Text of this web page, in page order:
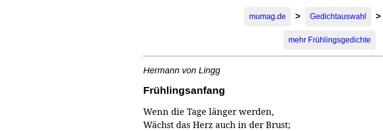
mumag.de > Gedichtauswahl >
mehr Frühlingsgedichte
Hermann von Lingg
Frühlingsanfang
Wenn die Tage länger werden,
Wächst das Herz auch in der Brust;